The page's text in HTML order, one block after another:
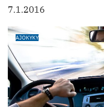
7.1.2016
AJOKYKY